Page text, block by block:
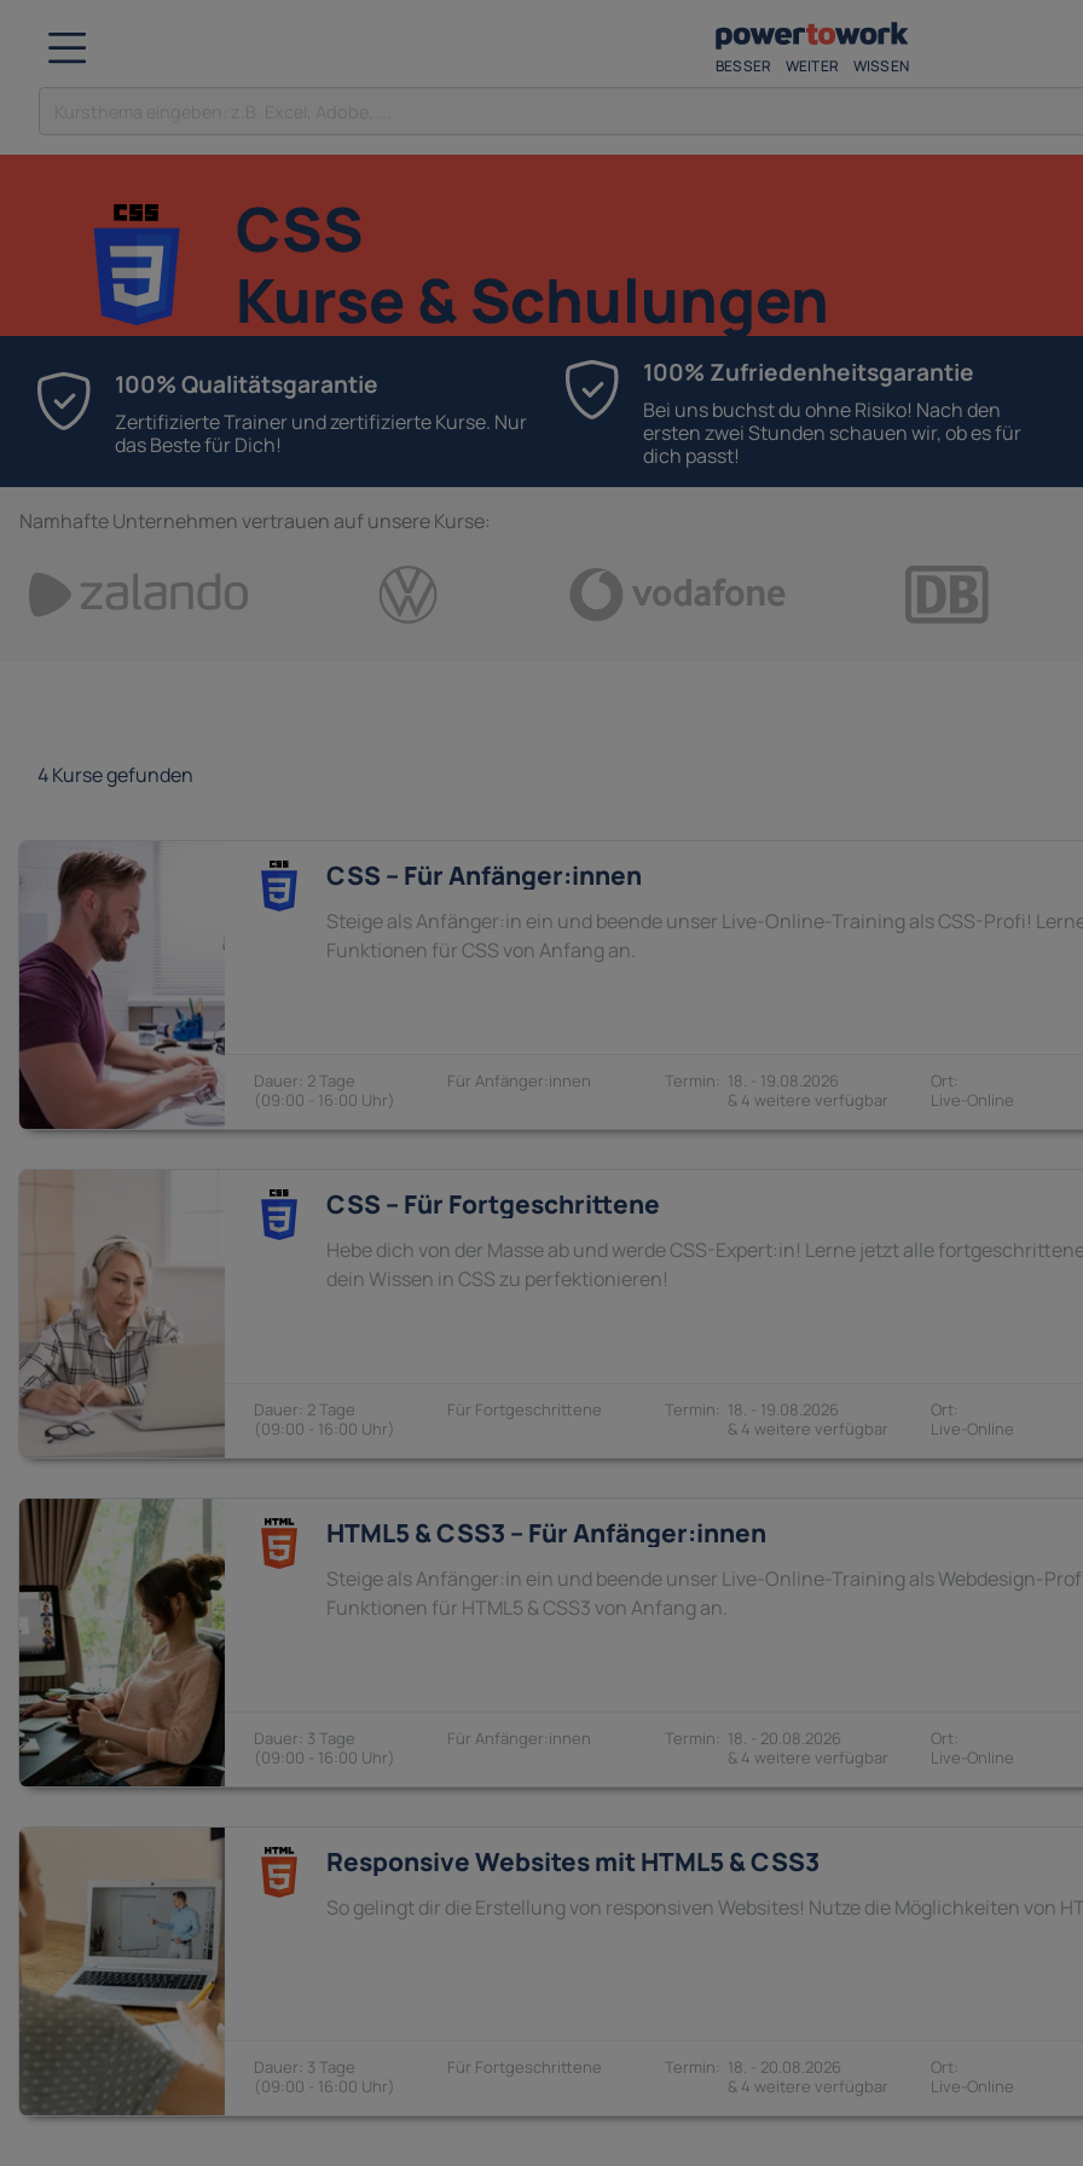
BESSER WEITER WISSEN
CSS
Kurse & Schulungen
100% Qualitätsgarantie
Zertifizierte Trainer und zertifizierte Kurse. Nur
das Beste für Dich!
100% Zufriedenheitsgarantie
Bei uns buchst du ohne Risiko! Nach den
ersten zwei Stunden schauen wir, ob es für
dich passt!
Namhafte Unternehmen vertrauen auf unsere Kurse:
4Kurse gefunden
CSS – Für Anfänger:innen
Steige als Anfänger:in ein und beende unser Live-Online-Training als CSS-Profi!
Funktionen für CSS von Anfang an.
2 Tage
09:00 - 16:00
Anfänger:innen
18. - 19.08.2026
& 4 weitere verfügbar
CSS – Für Fortgeschrittene
Hebe dich von der Masse ab und werde CSS-Expert:in! Lerne jetzt alle
dein Wissen in CSS zu perfektionieren!
2 Tage
09:00 - 16:00
Fortgeschrittene
18. - 19.08.2026
& 4 weitere verfügbar
HTML5 & CSS3 – Für Anfänger:innen
Steige als Anfänger:in ein und beende unser Live-Online-Training als Webdesign-
Funktionen für HTML5 & CSS3 von Anfang an.
3 Tage
09:00 - 16:00
Anfänger:innen
18. - 20.08.2026
& 4 weitere verfügbar
Responsive Websites mit HTML5 & CSS3
So gelingt dir die Erstellung von responsiven Websites! Nutze die Möglichkeiten von
3 Tage
09:00 - 16:00
Fortgeschrittene
18. - 20.08.2026
& 4 weitere verfügbar